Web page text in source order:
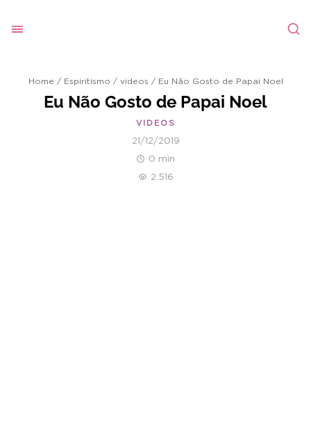
Home / Espiritismo / videos / Eu Não Gosto de Papai Noel
Eu Não Gosto de Papai Noel
VIDEOS
21/12/2019
0 min
2.516